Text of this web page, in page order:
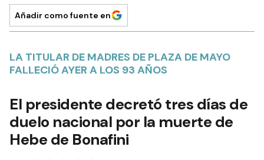
Añadir como fuente en
LA TITULAR DE MADRES DE PLAZA DE MAYO
FALLECIÓ AYER A LOS 93 AÑOS
El presidente decretó tres días de
duelo nacional por la muerte de
Hebe de Bonafini